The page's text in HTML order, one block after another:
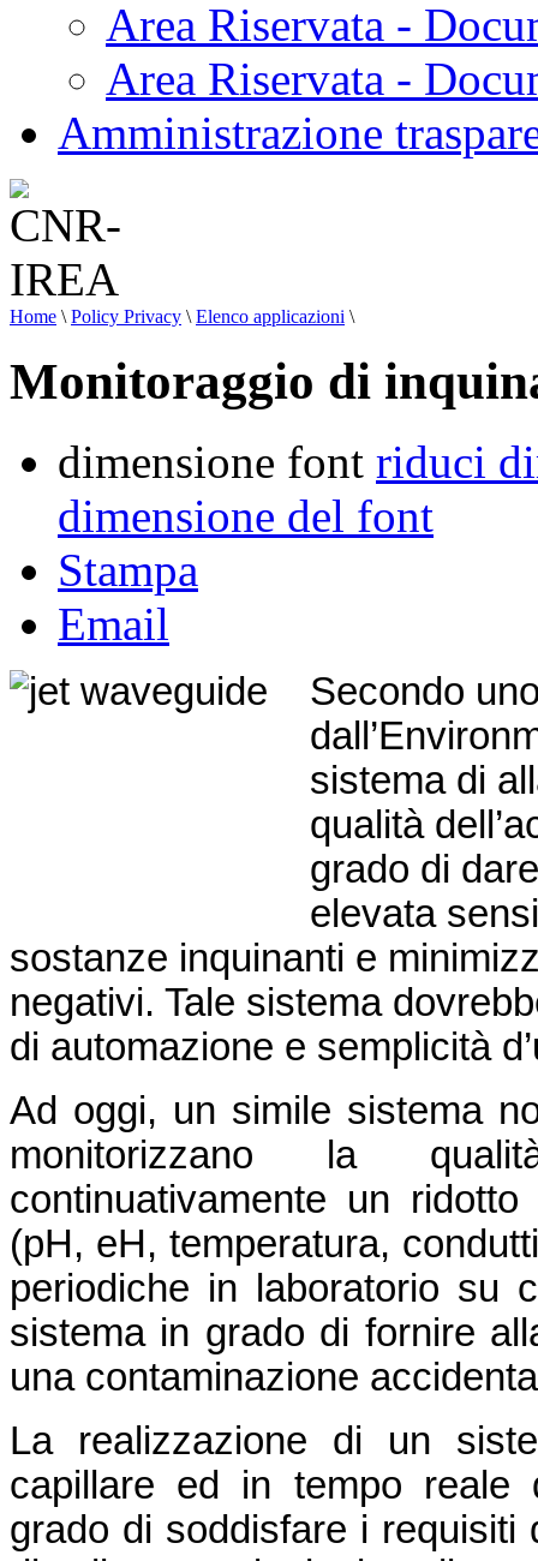
Area Riservata -
Area Riservata -
Amministrazione
Home \ Policy Privacy \ Elenco applicazioni \
Monitoraggio di
dimensione font riduci
dimensione del font
Stampa
Email
Secondo
sistema di
qualità
grado di
elevata
sostanze inquinanti e
negativi. Tale sistema
di automazione e semplicità
Ad oggi, un simile sistema
monitorizzano la
continuativamente un
(pH, eH, temperatura,
periodiche in laboratorio su
sistema in grado di fornire
una contaminazione
La realizzazione di un
capillare ed in tempo reale
grado di soddisfare i requisiti